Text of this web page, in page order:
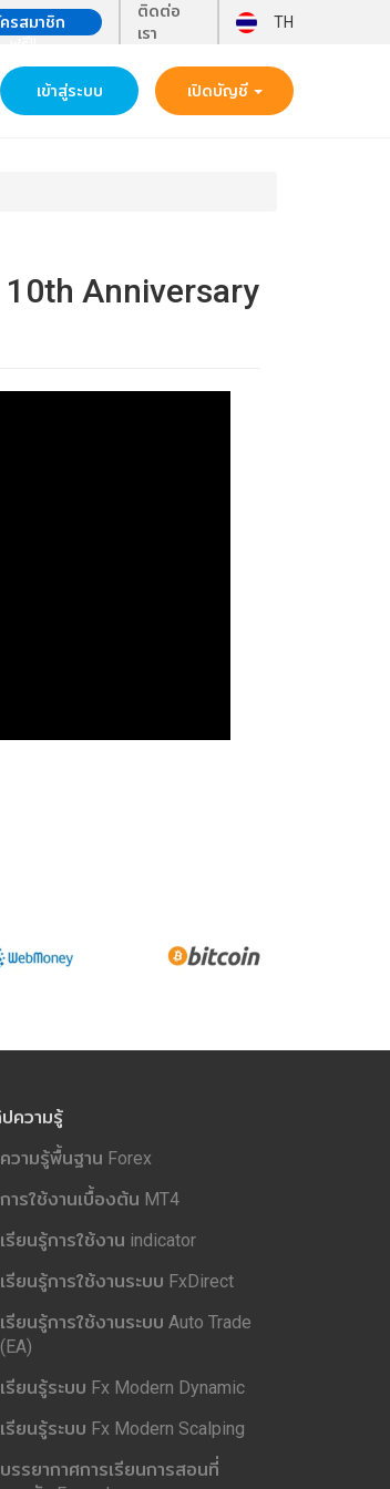
รสมาชิก
ติดต่อ
เรา
TH
เข้าสู่ระบบ เปิดบัญชี
10th Anniversary
ความรู้
ความรู้พื้นฐาน Forex
การใช้งานเบื้องต้น MT4
เรียนรู้การใช้งาน indicator
เรียนรู้การใช้งานระบบ FxDirect
เรียนรู้การใช้งานระบบ Auto Trade
(EA)
เรียนรู้ระบบ Fx Modern Dynamic
เรียนรู้ระบบ Fx Modern Scalping
บรรยากาศการเรียนการสอนที่